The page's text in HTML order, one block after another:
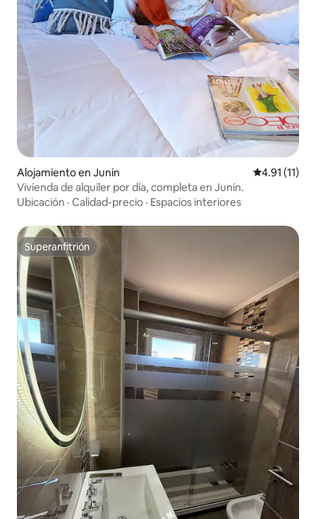
Alojamiento en Junín Calificación
4.91 (11)
Vivienda de alquiler por día, completa en Junín.
Ubicación · Calidad-precio · Espacios interiores
Superanfitrión
Superanfitrión